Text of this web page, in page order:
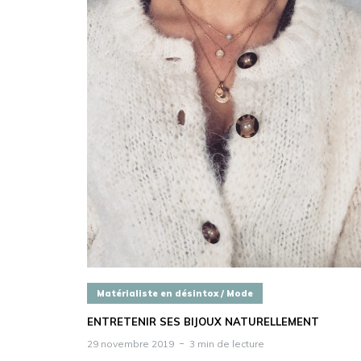
Matérialiste en désintox / Mode
ENTRETENIR SES BIJOUX NATURELLEMENT
29 novembre 2019 3 min de lecture